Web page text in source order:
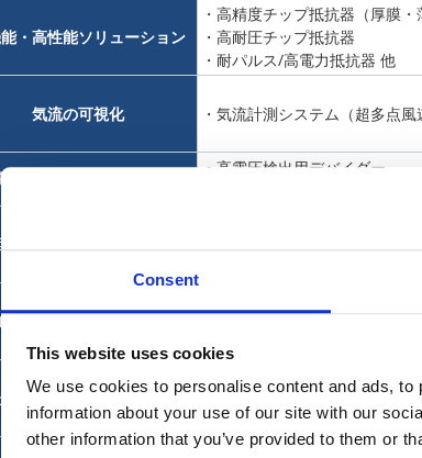
Consent
This website uses cookies
We use cookies to personalise content and ads,
information about your use of our site with our
other information that you’ve provided to them or
・高性能ソリューション
・高精度チップ抵抗器（厚膜・
・高耐圧チップ抵抗器
・耐パルス/高電力抵抗器 他
気流の可視化 ・気流計測システム（超多点風
圧検出ソリューション
・高電圧検出用デバイダー
路保護ソリューション ・面実装耐パルス/耐サージセ
LTCC基板・パッケージ
ンサーソリューション ・未来を創る様々なセンサー